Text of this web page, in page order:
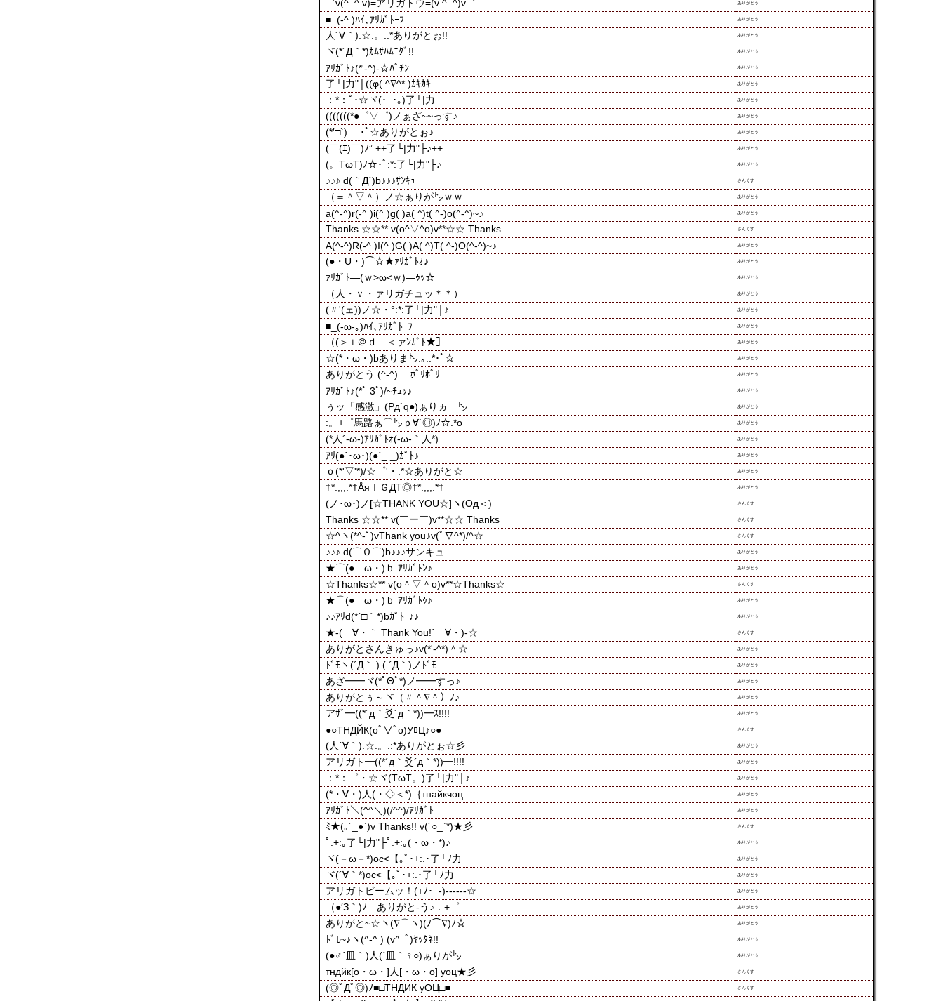
ありがとう
ありがとう
ありがとう
ありがとう
ありがとう
ありがとう
ありがとう
ありがとう
ありがとう
ありがとう
ありがとう
さんくす
ありがとう
ありがとう
さんくす
ありがとう
ありがとう
ありがとう
ありがとう
ありがとう
ありがとう
ありがとう
ありがとう
ありがとう
ありがとう
ありがとう
ありがとう
ありがとう
ありがとう
ありがとう
ありがとう
さんくす
さんくす
さんくす
ありがとう
ありがとう
さんくす
ありがとう
ありがとう
さんくす
ありがとう
ありがとう
ありがとう
ありがとう
ありがとう
さんくす
ありがとう
ありがとう
ありがとう
ありがとう
ありがとう
さんくす
ありがとう
ありがとう
ありがとう
ありがとう
ありがとう
ありがとう
ありがとう
ありがとう
さんくす
さんくす